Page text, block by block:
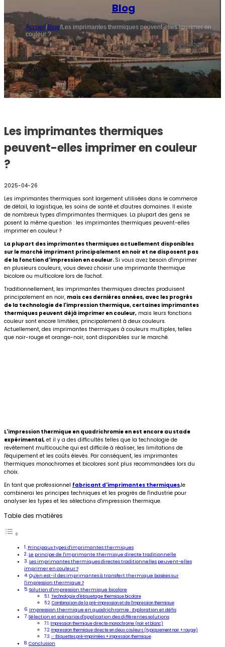
Blog
Accueil/Blog/Les imprimantes thermiques peuvent-elles imprimer en
couleur ?
Les imprimantes thermiques
peuvent-elles imprimer en couleur
?
2025-04-26
Les imprimantes thermiques sont largement utilisées dans le commerce
de détail, la logistique, les soins de santé et d'autres domaines. Il existe
de nombreux types d'imprimantes thermiques. La plupart des gens se
posent la même question : les imprimantes thermiques peuvent-elles
imprimer en couleur ?
La plupart des imprimantes thermiques actuellement disponibles
sur le marché impriment principalement en noir et ne disposent pas
de la fonction d'impression en couleur. Si vous avez besoin d'imprimer
en plusieurs couleurs, vous devez choisir une imprimante thermique
bicolore ou multicolore lors de l'achat.
Traditionnellement, les imprimantes thermiques directes produisent
principalement en noir, mais ces dernières années, avec les progrès
de la technologie de l'impression thermique, certaines imprimantes
thermiques peuvent déjà imprimer en couleur, mais leurs fonctions
couleur sont encore limitées, principalement à deux couleurs.
Actuellement, des imprimantes thermiques à couleurs multiples, telles
que noir-rouge et orange-noir, sont disponibles sur le marché.
L'impression thermique en quadrichromie en est encore au stade
expérimental, et il y a des difficultés telles que la technologie de
revêtement multicouche qui est difficile à réaliser, les limitations de
l'équipement et les coûts élevés. Par conséquent, les imprimantes
thermiques monochromes et bicolores sont plus recommandées lors du
choix.
En tant que professionnel fabricant d'imprimantes thermiquesJe
combinerai les principes techniques et les progrès de l'industrie pour
analyser les types et les sélections d'impression thermique.
Table des matières
Principaux types d'imprimantes thermiques
Le principe de l'imprimante thermique directe traditionnelle
Les imprimantes thermiques directes traditionnelles peuvent-elles
imprimer en couleur ?
Qu'en est-il des imprimantes à transfert thermique basées sur
l'impression thermique ?
Solution d'impression thermique bicolore
Technologie d'étiquetage thermique bicolore
Combinaison de la pré-impression et de l'impression thermique
Impression thermique en quadrichromie : Exploration et défis
Sélection et scénarios d'application des différentes solutions
Impression thermique directe monochrome (noir et blanc)
Impression thermique directe en deux couleurs (typiquement noir + rouge)
✅ Étiquettes pré-imprimées + impression thermique
Conclusion